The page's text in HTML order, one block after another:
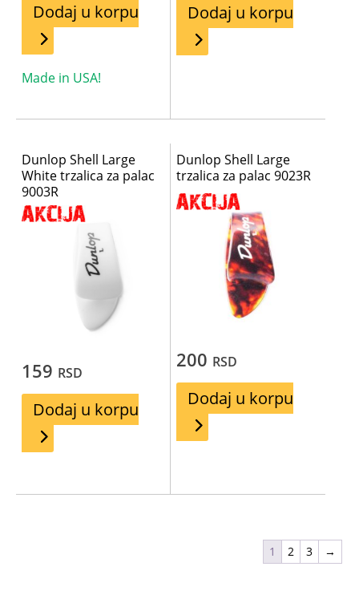
Dodaj u korpu
Made in USA!
Dodaj u korpu
Dunlop Shell Large
White trzalica za palac
9003R
159 RSD
Dodaj u korpu
Dunlop Shell Large
trzalica za palac 9023R
200 RSD
Dodaj u korpu
1 2 3 →